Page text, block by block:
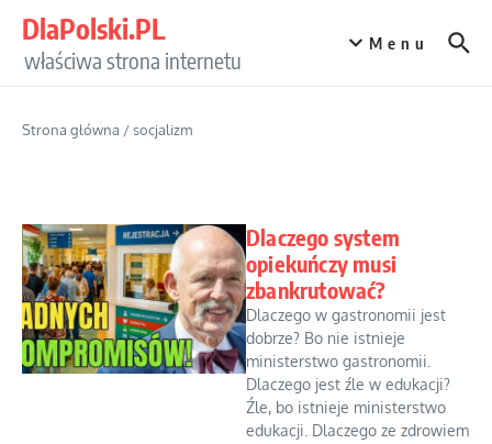
DlaPolski.PL
właściwa strona internetu
Menu
Strona główna /socjalizm
Dlaczego system
opiekuńczy musi
zbankrutować?
Dlaczego w gastronomii jest
dobrze? Bo nie istnieje
ministerstwo gastronomii.
Dlaczego jest źle w edukacji?
Źle, bo istnieje ministerstwo
edukacji. Dlaczego ze zdrowiem